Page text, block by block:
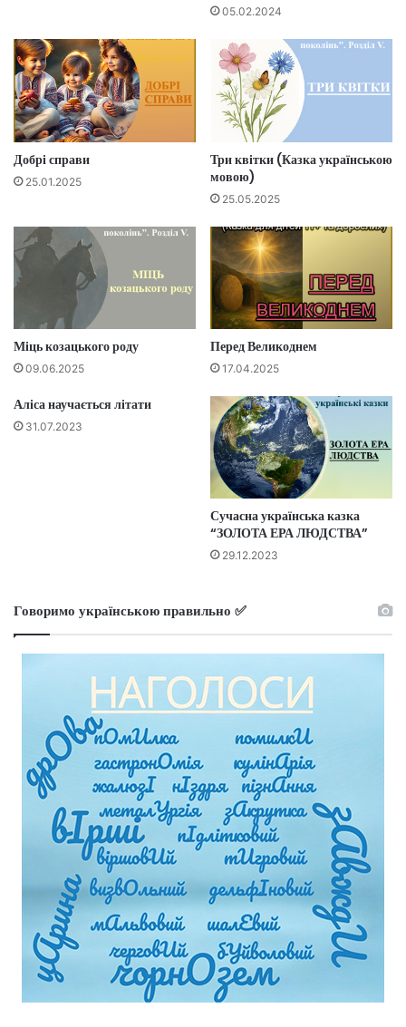
05.02.2024
Добрі справи
25.01.2025
Три квітки (Казка українською
мовою)
25.05.2025
Міць козацького роду
09.06.2025
Перед Великоднем
17.04.2025
Аліса научається літати
31.07.2023
Сучасна українська казка
“ЗОЛОТА ЕРА ЛЮДСТВА”
29.12.2023
Говоримо українською правильно ✅